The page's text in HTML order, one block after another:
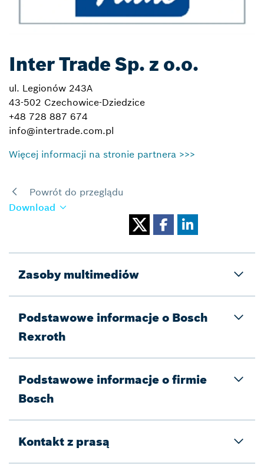
Inter Trade Sp. z o.o.
ul. Legionów 243A
43-502 Czechowice-Dziedzice
+48 728 887 674
info@intertrade.com.pl
Więcej informacji na stronie partnera >>>
Powrót do przeglądu
Download
Zasoby multimediów
Podstawowe informacje o Bosch
Rexroth
Podstawowe informacje o firmie
Bosch
Kontakt z prasą